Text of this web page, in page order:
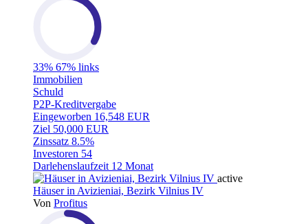
33% 67% links
Immobilien
Schuld
P2P-Kreditvergabe
Eingeworben 16,548 EUR
Ziel 50,000 EUR
Zinssatz 8.5%
Investoren 54
Darlehenslaufzeit 12 Monat
active
Häuser in Avizieniai, Bezirk Vilnius IV
Von Profitus